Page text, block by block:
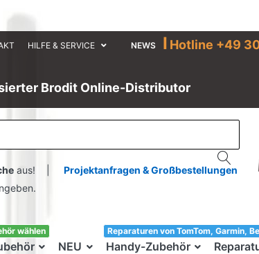
HILFE & SERVICE NEWS I Hotline +49
Brodit Online-Distributor
aus! | Projektanfragen & Großbestellungen
wählen
NEU Handy-Zubehör
33!
Reparaturen von TomTom, Garmin,